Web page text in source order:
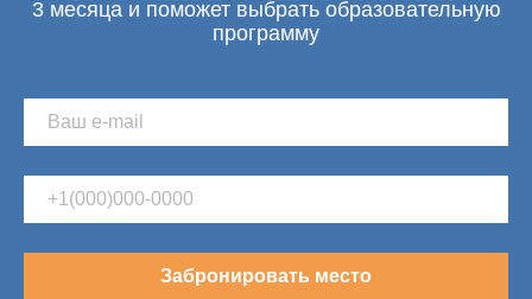
3 месяца и поможет выбрать образовательную
программу
Забронировать место